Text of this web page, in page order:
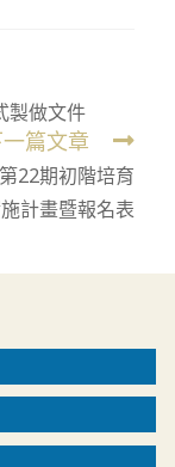
製做文件
篇文章
22期初階培育
計畫暨報名表